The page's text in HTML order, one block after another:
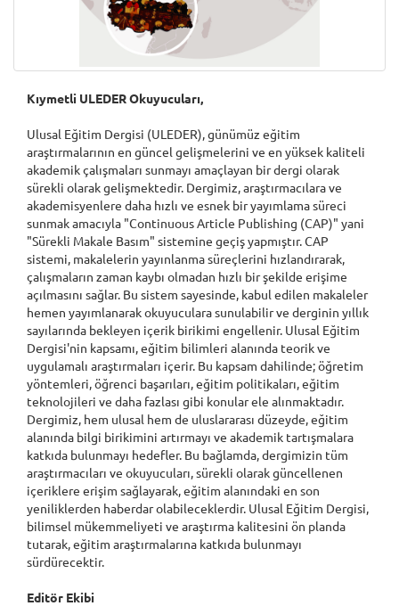
Kıymetli ULEDER Okuyucuları,
Ulusal Eğitim Dergisi (ULEDER), günümüz eğitim
araştırmalarının en güncel gelişmelerini ve en yüksek kaliteli
akademik çalışmaları sunmayı amaçlayan bir dergi olarak
sürekli olarak gelişmektedir. Dergimiz, araştırmacılara ve
akademisyenlere daha hızlı ve esnek bir yayımlama süreci
sunmak amacıyla "Continuous Article Publishing (CAP)" yani
"Sürekli Makale Basım" sistemine geçiş yapmıştır. CAP
sistemi, makalelerin yayınlanma süreçlerini hızlandırarak,
çalışmaların zaman kaybı olmadan hızlı bir şekilde erişime
açılmasını sağlar. Bu sistem sayesinde, kabul edilen makaleler
hemen yayımlanarak okuyuculara sunulabilir ve derginin yıllık
sayılarında bekleyen içerik birikimi engellenir. Ulusal Eğitim
Dergisi'nin kapsamı, eğitim bilimleri alanında teorik ve
uygulamalı araştırmaları içerir. Bu kapsam dahilinde; öğretim
yöntemleri, öğrenci başarıları, eğitim politikaları, eğitim
teknolojileri ve daha fazlası gibi konular ele alınmaktadır.
Dergimiz, hem ulusal hem de uluslararası düzeyde, eğitim
alanında bilgi birikimini artırmayı ve akademik tartışmalara
katkıda bulunmayı hedefler. Bu bağlamda, dergimizin tüm
araştırmacıları ve okuyucuları, sürekli olarak güncellenen
içeriklere erişim sağlayarak, eğitim alanındaki en son
yeniliklerden haberdar olabileceklerdir. Ulusal Eğitim Dergisi,
bilimsel mükemmeliyeti ve araştırma kalitesini ön planda
tutarak, eğitim araştırmalarına katkıda bulunmayı
sürdürecektir.
Editör Ekibi